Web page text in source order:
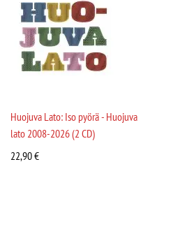
Huojuva Lato: Iso pyörä - Huojuva
lato 2008-2026 (2 CD)
22,90€